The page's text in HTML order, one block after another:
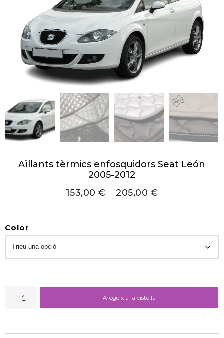
Aïllants tèrmics enfosquidors Seat León
2005-2012
153,00€ 205,00 €
Color
Afegeix a la cistella